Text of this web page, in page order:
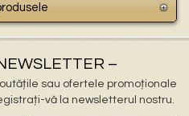
–
sau ofertele promoționale
vă la newsletterul nostru.